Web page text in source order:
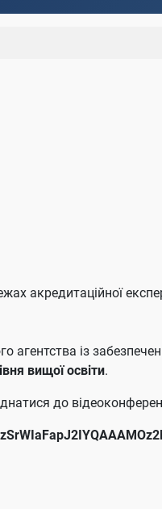
акредитаційної
агентства із
вищої освіти.
до